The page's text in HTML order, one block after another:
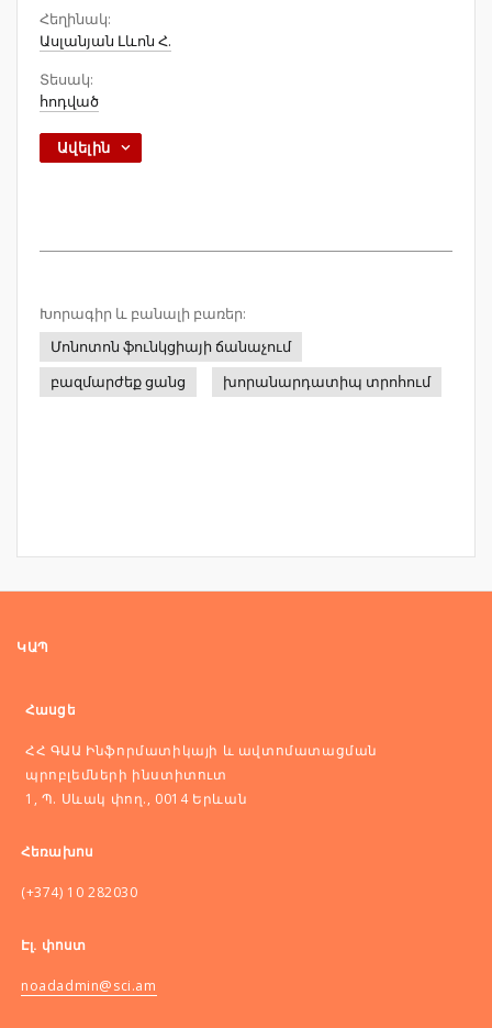
Հեղինակ:
Ասլանյան Լևոն Հ.
Տեսակ:
հոդված
Ավելին
Խորագիր և բանալի բառեր:
Մոնոտոն ֆունկցիայի ճանաչում
բազմարժեք ցանց
խորանարդատիպ տրոհում
ԿԱՊ
Հասցե
ՀՀ ԳԱԱ Ինֆորմատիկայի և ավտոմատացման
պրոբլեմների ինստիտուտ
1, Պ. Սևակ փող., 0014 Երևան
Հեռախոս
(+374) 10 282030
Էլ. փոստ
noadadmin@sci.am